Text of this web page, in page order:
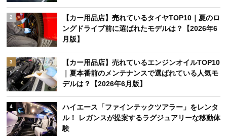
2
【カー用品店】売れているタイヤTOP10｜夏のロ
ングドライブ前に選ばれたモデルは？【2026年6
月版】
3
【カー用品店】売れているエンジンオイルTOP10
｜夏本番前のメンテナンスで選ばれている人気モ
デルは？【2026年6月版】
4
ハイエース「ファインテックツアラー」をレンタ
ル！ レガンスが提案するラグジュアリーな移動体
験